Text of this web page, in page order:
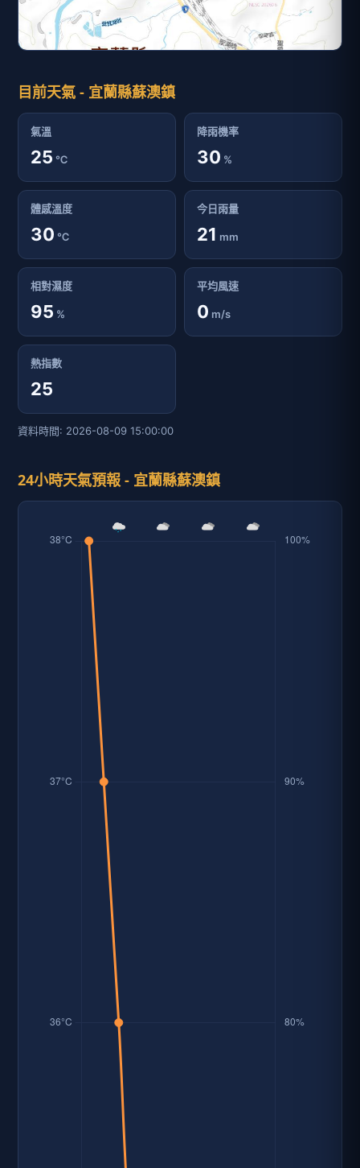
目前天氣 - 宜蘭縣蘇澳鎮
氣溫
25 ℃
降雨機率
30 %
體感溫度
30 ℃
今日雨量
21 mm
相對濕度
95 %
平均風速
0 m/s
熱指數
25
資料時間: 2026-08-09 15:00:00
24小時天氣預報 - 宜蘭縣蘇澳鎮